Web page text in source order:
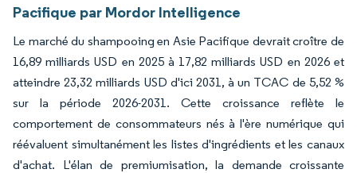
Pacifique par Mordor Intelligence
Le marché du shampooing en Asie Pacifique devrait croître de
16,89 milliards USD en 2025 à 17,82 milliards USD en 2026 et
atteindre 23,32 milliards USD d'ici 2031, à un TCAC de 5,52 %
sur la période 2026-2031. Cette croissance reflète le
comportement de consommateurs nés à l'ère numérique qui
réévaluent simultanément les listes d'ingrédients et les canaux
d'achat. L'élan de premiumisation, la demande croissante